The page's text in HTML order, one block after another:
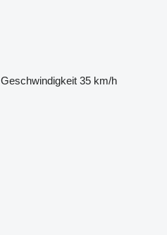
Geschwindigkeit 35 km/h